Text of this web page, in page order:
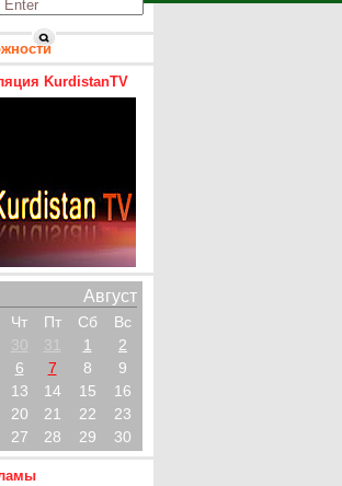
KurdistanTV
Август
Чт Пт Сб
Вс
30 31 1
2
6 7 8
9
13 14 15
16
20 21 22
23
27 28 29 30